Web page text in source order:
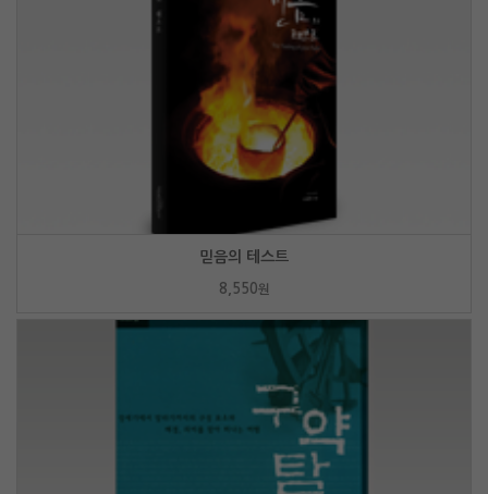
믿음의 테스트
8,550원